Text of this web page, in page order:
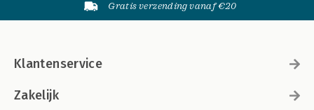
Gratis verzending vanaf €20
Klantenservice
Zakelijk